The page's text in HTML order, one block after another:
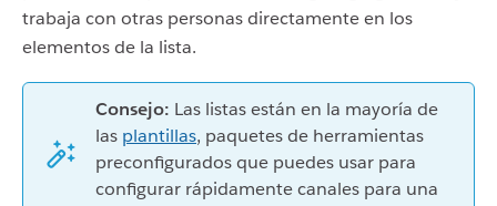
trabaja con otras personas directamente en los
elementos de la lista.
Consejo: Las listas están en la mayoría de
las plantillas, paquetes de herramientas
preconfigurados que puedes usar para
configurar rápidamente canales para una